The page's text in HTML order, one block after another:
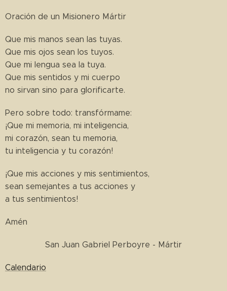
Oración de un Misionero Mártir
Que mis manos sean las tuyas.
Que mis ojos sean los tuyos.
Que mi lengua sea la tuya.
Que mis sentidos y mi cuerpo
no sirvan sino para glorificarte.
Pero sobre todo: transfórmame:
¡Que mi memoria, mi inteligencia,
mi corazón, sean tu memoria,
tu inteligencia y tu corazón!
¡Que mis acciones y mis sentimientos,
sean semejantes a tus acciones y
a tus sentimientos!
Amén
San Juan Gabriel Perboyre - Mártir
Calendario